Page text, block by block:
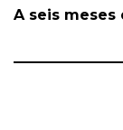
A seis meses